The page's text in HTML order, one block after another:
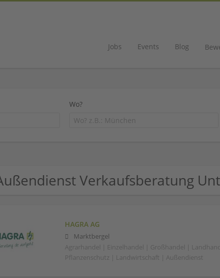
Jobs Events Blog
Wo?
Verkaufsberatung
HAGRA AG
Marktbergel
Agrarhandel | Einzelhandel | Großhandel |
Pflanzenschutz | Landwirtschaft | Außendienst